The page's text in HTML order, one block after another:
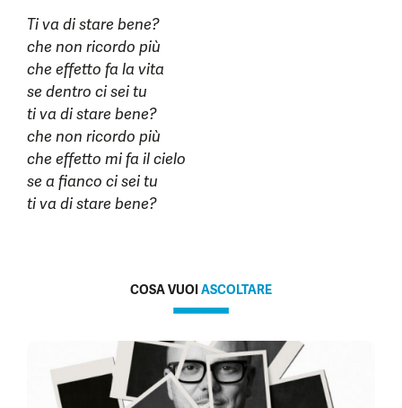
Ti va di stare bene?
che non ricordo più
che effetto fa la vita
se dentro ci sei tu
ti va di stare bene?
che non ricordo più
che effetto mi fa il cielo
se a fianco ci sei tu
ti va di stare bene?
COSA VUOIASCOLTARE